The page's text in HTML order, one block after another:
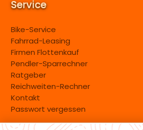
Service
Bike-Service
Fahrrad-Leasing
Firmen Flottenkauf
Pendler-Sparrechner
Ratgeber
Reichweiten-Rechner
Kontakt
Passwort vergessen